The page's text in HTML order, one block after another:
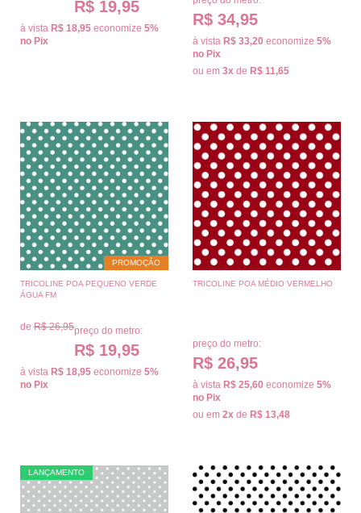
R$ 19,95
à vista R$ 18,95 economize 5%
no Pix
R$ 34,95
à vista R$ 33,20 economize 5%
no Pix
ou em 3x de R$ 11,65
PROMOÇÃO
TRICOLINE POA PEQUENO VERDE
ÁGUA FM
de R$ 26,95preço do metro:
R$ 19,95
à vista R$ 18,95 economize 5%
no Pix
TRICOLINE POA MÉDIO VERMELHO
preço do metro:
R$ 26,95
à vista R$ 25,60 economize 5%
no Pix
ou em 2x de R$ 13,48
LANÇAMENTO